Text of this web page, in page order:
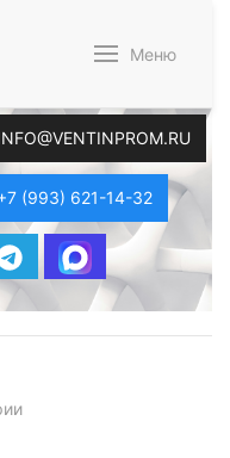
Меню
(993) 621-14-32